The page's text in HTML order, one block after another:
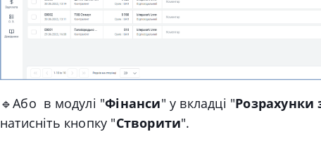
🔹Або в модулі "Фінанси" у вкладці "Розрахунки
натисніть кнопку "Створити".